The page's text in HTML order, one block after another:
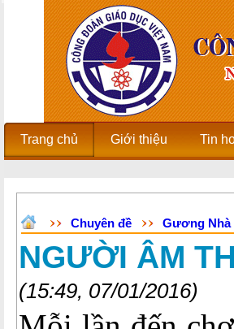
Trang chủ Giới thiệu Tin
Chuyên đề Gương Nhà
NGƯỜI ÂM
(15:49, 07/01/2016)